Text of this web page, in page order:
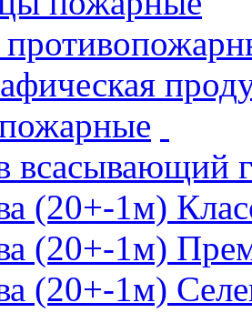
всасывающий
(20+-1м)
(20+-1м)
(20+-1м)